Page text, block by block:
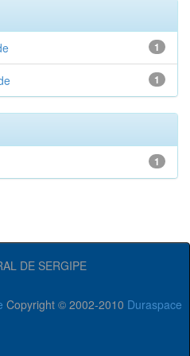
1
1
1
DE SERGIPE
Copyright © 2002-2010 Duraspace